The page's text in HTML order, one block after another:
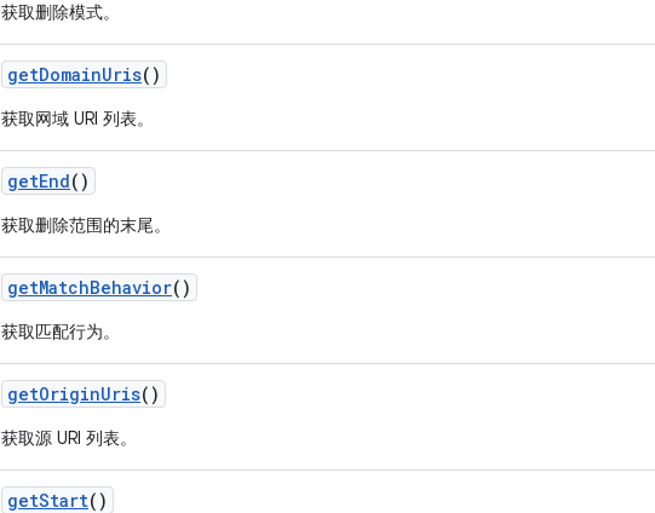
获取删除模式。
getDomainUris()
获取网域 URI 列表。
getEnd()
获取删除范围的末尾。
getMatchBehavior()
获取匹配行为。
getOriginUris()
获取源 URI 列表。
getStart()